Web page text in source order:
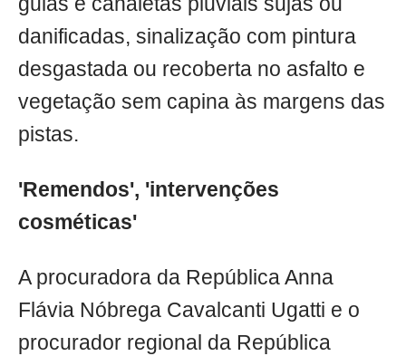
danificadas, sinalização com pintura
desgastada ou recoberta no asfalto e
vegetação sem capina às margens das
pistas.
'Remendos', 'intervenções
cosméticas'
A procuradora da República Anna
Flávia Nóbrega Cavalcanti Ugatti e o
procurador regional da República